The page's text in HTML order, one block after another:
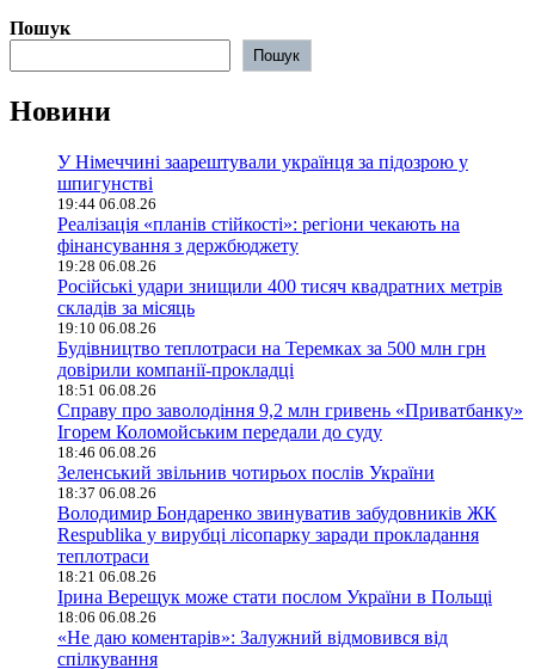
Пошук
Пошук
Новини
У Німеччині заарештували українця за підозрою у
шпигунстві
19:44 06.08.26
Реалізація «планів стійкості»: регіони чекають на
фінансування з держбюджету
19:28 06.08.26
Російські удари знищили 400 тисяч квадратних метрів
складів за місяць
19:10 06.08.26
Будівництво теплотраси на Теремках за 500 млн грн
довірили компанії-прокладці
18:51 06.08.26
Справу про заволодіння 9,2 млн гривень «Приватбанку»
Ігорем Коломойським передали до суду
18:46 06.08.26
Зеленський звільнив чотирьох послів України
18:37 06.08.26
Володимир Бондаренко звинуватив забудовників ЖК
Respublika у вирубці лісопарку заради прокладання
теплотраси
18:21 06.08.26
Ірина Верещук може стати послом України в Польщі
18:06 06.08.26
«Не даю коментарів»: Залужний відмовився від
спілкування